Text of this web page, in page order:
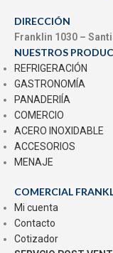
DIRECCIÓN
Franklin 1030 –
NUESTROS
REFRIGERACIÓN
GASTRONOMÍA
PANADERIÍA
COMERCIO
ACERO INOXIDABLE
ACCESORIOS
MENAJE
COMERCIAL
Mi cuenta
Contacto
Cotizador